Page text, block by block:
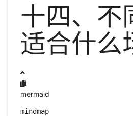
十四、不
适合什么
mermaid
mindmap